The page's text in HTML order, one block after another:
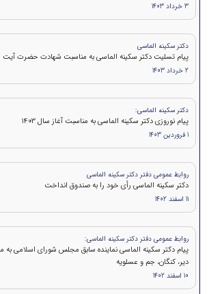
3 خرداد 1403
دکتر سکینه الماسی
پیام تسلیت دکتر سکینه الماسی به مناسبت شهادت حضرت آیت
2 خرداد 1403
دکتر سکینه الماسی:
پیام نوروزی دکتر سکینه الماسی به مناسبت آغاز سال 1403
1 فروردین 1403
روابط عمومی دفتر دکتر سکینه الماسی
دکتر سکینه الماسی رأی خود را به صندوق انداخت
11 اسفند 1402
روابط عمومی دفتر دکتر سکینه الماسی:
پیام دکتر سکینه الماسی نماینده سابق مجلس شورای اسلامی
دیر، کنگان، جم و عسلویه
10 اسفند 1402